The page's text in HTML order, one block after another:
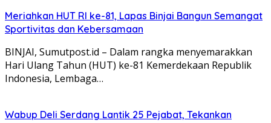
Meriahkan HUT RI ke-81, Lapas Binjai Bangun Semangat
Sportivitas dan Kebersamaan
BINJAI, Sumutpost.id – Dalam rangka menyemarakkan
Hari Ulang Tahun (HUT) ke-81 Kemerdekaan Republik
Indonesia, Lembaga…
Wabup Deli Serdang Lantik 25 Pejabat, Tekankan